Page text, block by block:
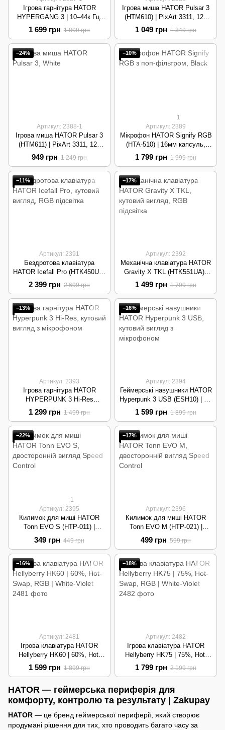
Ігрова гарнітура HATOR
HYPERGANG 3 | 10–44к Гц,
знімний мікрофон | White
1 699 грн 1 899 грн
Ігрова миша HATOR Pulsar 3
(HTM610) | PixArt 3311, 12k
DPI, 100M кліків | Black
1 049 грн 1 349 грн
−24%
Артикул: 2388-1
Ігрова миша HATOR Pulsar 3
(HTM611) | PixArt 3311, 12k
DPI, 100M кліків | White
949 грн 1 249 грн
−10%
1
Артикул: 2389
Мікрофон HATOR Signify RGB
(HTA-510) | 16мм капсуль,
Cardioid, 125дБ SPL | Black
1 799 грн 1 999 грн
−11%
Артикул: 2391
Бездротова клавіатура
HATOR Icefall Pro (HTK450UA)
| 81 кл, TFT-екран, Hot-swap |
Black
2 399 грн 2 699 грн
−17%
Артикул: 2392
Механічна клавіатура HATOR
Gravity X TKL (HTK551UA) |
QMK/VIA, Aurum Orange
rev.2.0 | White
1 499 грн 1 799 грн
−13%
Артикул: 2393
Ігрова гарнітура HATOR
HYPERPUNK 3 Hi-Res
(ESH01) | 10–44к Гц, 230г, 3.5
мм | Black
1 299 грн 1 499 грн
−16%
Артикул: 2394
Геймерські навушники HATOR
Hyperpunk 3 USB (ESH10) | Hi-
Res, 7.1 Sound, DAC | Black
1 599 грн 1 899 грн
−22%
1
Артикул: 2395
Килимок для миші HATOR
Tonn EVO S (HTP-011) |
290x240 мм, Speed/Control |
Black
349 грн 449 грн
−17%
Артикул: 2396
Килимок для миші HATOR
Tonn EVO M (HTP-021) |
360x300 мм, Speed/Control |
Black
499 грн 599 грн
−16%
Артикул: 2481
Ігрова клавіатура HATOR
Hellyberry HK60 | 60%, Hot-
Swap, RGB | White-Violet
1 599 грн 1 899 грн
−18%
Артикул: 2482
Ігрова клавіатура HATOR
Hellyberry HK75 | 75%, Hot-
Swap, RGB | White-Violet
1 799 грн 2 199 грн
HATOR — геймерська периферія для
комфорту, контролю та результату | Zakupay
HATOR — це бренд геймерської периферії, який створює
продумані рішення для тих, хто проводить багато часу за